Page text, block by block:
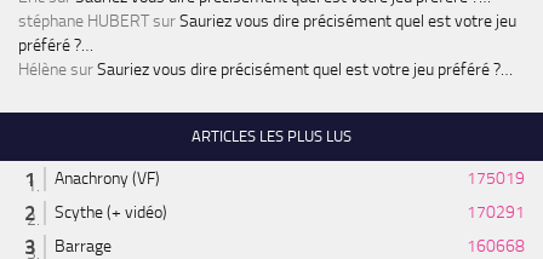
stéphane HUBERTsurSauriez vous dire précisément quel est votre jeu
préféré ?…
HélènesurSauriez vous dire précisément quel est votre jeu préféré ?…
ARTICLES LES PLUS LUS
Anachrony (VF)
175019
Scythe (+ vidéo)
170291
Barrage
160668